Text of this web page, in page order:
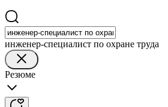
инженер-специалист по охране труда
Резюме